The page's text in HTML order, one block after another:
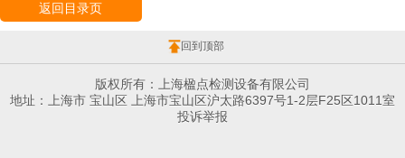
返回目录页
回到顶部
版权所有：上海楹点检测设备有限公司
地址：上海市 宝山区 上海市宝山区沪太路6397号1-2层F25区1011室
投诉举报